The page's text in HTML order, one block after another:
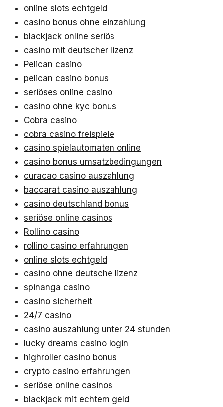
online slots echtgeld
casino bonus ohne einzahlung
blackjack online seriös
casino mit deutscher lizenz
Pelican casino
pelican casino bonus
seriöses online casino
casino ohne kyc bonus
Cobra casino
cobra casino freispiele
casino spielautomaten online
casino bonus umsatzbedingungen
curacao casino auszahlung
baccarat casino auszahlung
casino deutschland bonus
seriöse online casinos
Rollino casino
rollino casino erfahrungen
online slots echtgeld
casino ohne deutsche lizenz
spinanga casino
casino sicherheit
24/7 casino
casino auszahlung unter 24 stunden
lucky dreams casino login
highroller casino bonus
crypto casino erfahrungen
seriöse online casinos
blackjack mit echtem geld